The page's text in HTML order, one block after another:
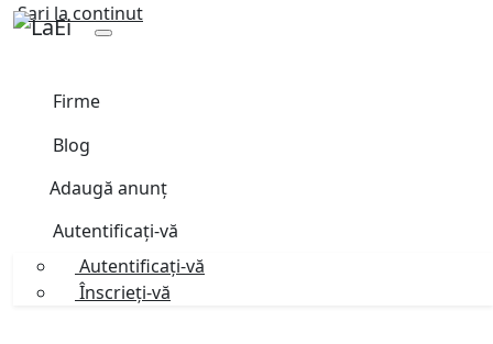
Sari la continut
Firme
Blog
Adaugă anunț
Autentificați-vă
Autentificați-vă
Înscrieți-vă